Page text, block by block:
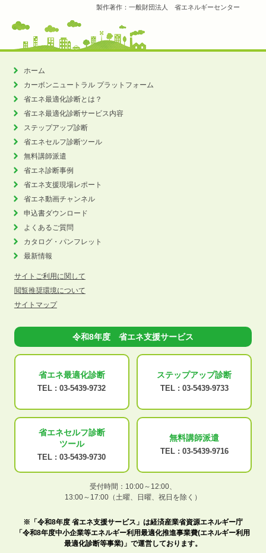
製作著作：一般財団法人 省エネルギーセンター
ホーム
カーボンニュートラル プラットフォーム
省エネ最適化診断とは？
省エネ最適化診断サービス内容
ステップアップ診断
省エネセルフ診断ツール
無料講師派遣
省エネ診断事例
省エネ支援現場レポート
省エネ動画チャンネル
申込書ダウンロード
よくあるご質問
カタログ・パンフレット
最新情報
サイトご利用に関して
閲覧推奨環境について
サイトマップ
令和8年度 省エネ支援サービス
省エネ最適化診断
TEL : 03-5439-9732
ステップアップ診断
TEL : 03-5439-9733
省エネセルフ診断
ツール
TEL : 03-5439-9730
無料講師派遣
TEL : 03-5439-9716
受付時間：10:00～12:00、
13:00～17:00（土曜、日曜、祝日を除く）
※「令和8年度 省エネ支援サービス」は経済産業省資源エネルギー庁
「令和8年度中小企業等エネルギー利用最適化推進事業費(エネルギー利用
最適化診断等事業)」で運営しております。